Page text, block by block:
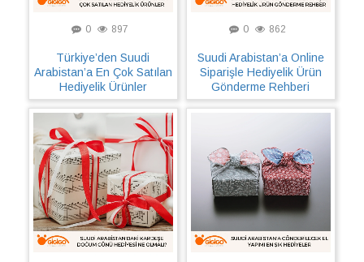
0 897
Türkiye’den Suudi
Arabistan’a En Çok Satılan
Hediyelik Ürünler
0 862
Suudi Arabistan’a Online
Siparişle Hediyelik Ürün
Gönderme Rehberi